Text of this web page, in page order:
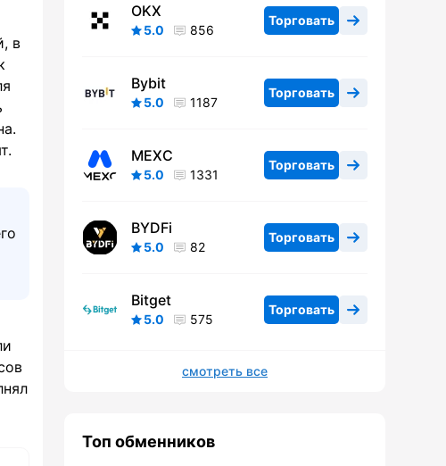
в
OKX
5.0 856
Торговать
Bybit
5.0 1187
Торговать
MEXC
5.0 1331
Торговать
BYDFi
5.0 82
Торговать
Bitget
5.0 575
Торговать
смотреть все
Топ обменников